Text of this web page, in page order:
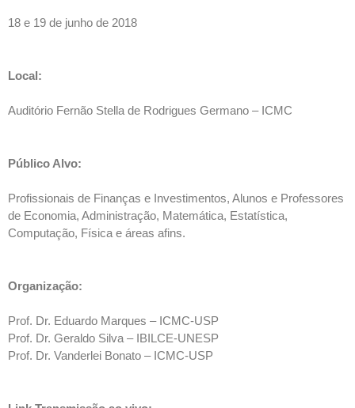
18 e 19 de junho de 2018
Local:
Auditório Fernão Stella de Rodrigues Germano – ICMC
Público Alvo:
Profissionais de Finanças e Investimentos, Alunos e Professores
de Economia, Administração, Matemática, Estatística,
Computação, Física e áreas afins.
Organização:
Prof. Dr. Eduardo Marques – ICMC-USP
Prof. Dr. Geraldo Silva – IBILCE-UNESP
Prof. Dr. Vanderlei Bonato – ICMC-USP